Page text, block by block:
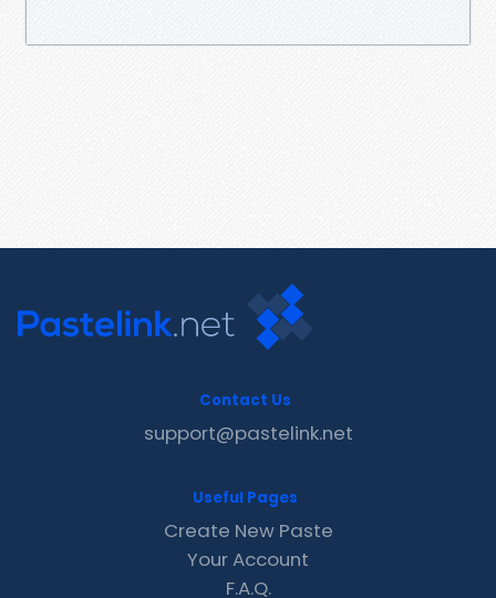
Contact Us
support@pastelink.net
Useful Pages
Create New Paste
Your Account
F.A.Q.